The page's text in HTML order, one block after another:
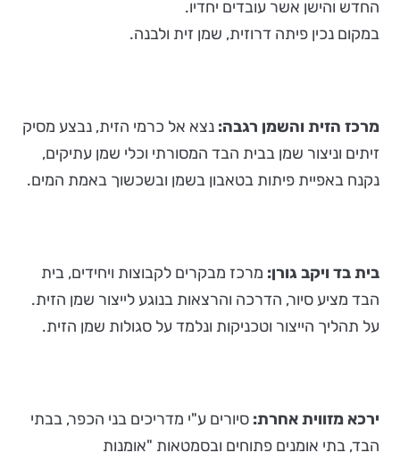
החדש והישן אשר עובדים יחדיו.
במקום נכין פיתה דרוזית, שמן זית ולבנה.
מרכז הזית והשמן רגבה: נצא אל כרמי הזית, נבצע מסיק
זיתים וניצור שמן בבית הבד המסורתי וכלי שמן עתיקים,
נקנח באפיית פיתות בטאבון בשמן ובשכשוך באמת המים.
בית בד ויקב גורן: מרכז מבקרים לקבוצות ויחידים, בית
הבד מציע סיור, הדרכה והרצאות בנוגע לייצור שמן הזית.
על תהליך הייצור וטכניקות ונלמד על סגולות שמן הזית.
ירכא מזווית אחרת: סיורים ע"י מדריכים בני הכפר, בבתי
הבד, בתי אומנים פתוחים ובסמטאות "אומנות